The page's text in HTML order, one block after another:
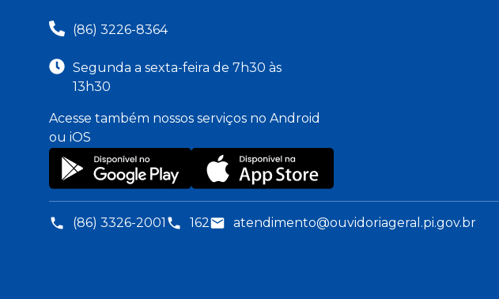
(86) 3226-8364
Segunda a sexta-feira de 7h30 às
13h30
Acesse também nossos serviços no Android
ou iOS
(86) 3326-2001 162 atendimento@ouvidoriageral.pi.gov.br